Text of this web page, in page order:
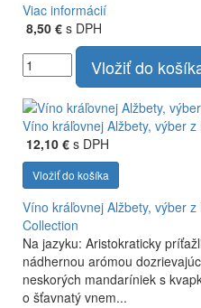
Viac informácií
8,50 € s DPH
Vložiť do
Víno kráľovnej Alžbety, výber
12,10 € s DPH
Vložiť do košíka
Víno kráľovnej Alžbety, výber
Collection
Na jazyku: Aristokraticky
nádhernou arómou
neskorých mandaríniek s
o šťavnatý vnem...